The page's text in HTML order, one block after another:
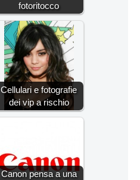
fotoritocco
Cellulari e fotografie
dei vip a rischio
Canon pensa a una